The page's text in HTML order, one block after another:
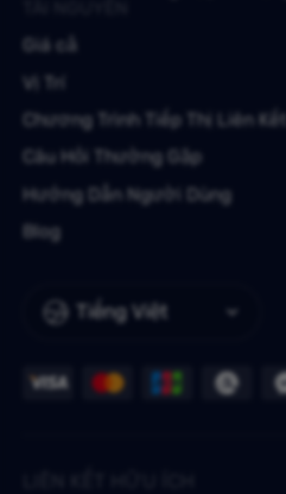
Tiếng Việt
Giá cả
Vị Trí
Chương Trình Tiếp Thị Liên Kết
Câu Hỏi Thường Gặp
Hướng Dẫn Người Dùng
Blog